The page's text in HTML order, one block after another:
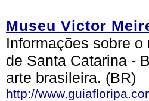
Museu Victor
Informações sobre
de Santa Catarina -
arte brasileira. (BR)
http://